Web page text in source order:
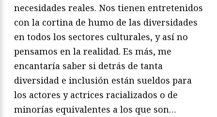
necesidades reales. Nos tienen entretenidos
con la cortina de humo de las diversidades
en todos los sectores culturales, y así no
pensamos en la realidad. Es más, me
encantaría saber si detrás de tanta
diversidad e inclusión están sueldos para
los actores y actrices racializados o de
minorías equivalentes a los que son…